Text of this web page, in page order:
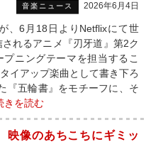
音楽ニュース 2026年6月4日
、6月18日よりNetflixにて世
れるアニメ『刃牙道』第2ク
プニングテーマを担当するこ
イアップ楽曲として書き下ろ
『五輪書』をモチーフに、そ
きを読む
映像のあちこちにギミッ